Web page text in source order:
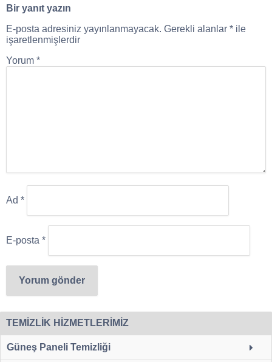
Bir yanıt yazın
E-posta adresiniz yayınlanmayacak. Gerekli alanlar * ile
işaretlenmişlerdir
Yorum *
Ad *
E-posta *
TEMİZLİK HİZMETLERİMİZ
Güneş Paneli Temizliği